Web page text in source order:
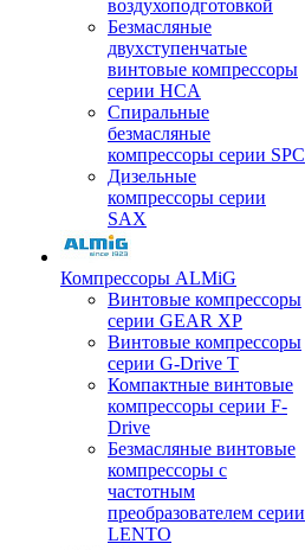
воздухоподготовкой
Безмасляные
двухступенчатые
винтовые компрессоры
серии HCA
Спиральные
безмасляные
компрессоры серии SPC
Дизельные
компрессоры серии
SAX
Компрессоры ALMiG
Винтовые компрессоры
серии GEAR XP
Винтовые компрессоры
серии G-Drive T
Компактные винтовые
компрессоры серии F-
Drive
Безмасляные винтовые
компрессоры с
частотным
преобразователем серии
LENTO